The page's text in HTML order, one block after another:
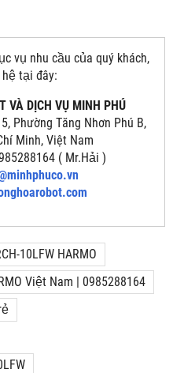
vụ nhu cầu của quý khách,
tại đây:
VÀ DỊCH VỤ MINH PHÚ
Phường Tăng Nhơn Phú B,
Minh, Việt Nam
( Mr.Hải )
10LFW HARMO
Việt Nam | 0985288164